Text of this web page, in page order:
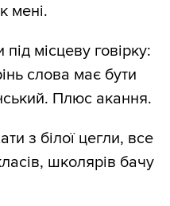
мені.
місцеву говірку:
слова має бути
Плюс акання.
з білої цегли, все
школярів бачу